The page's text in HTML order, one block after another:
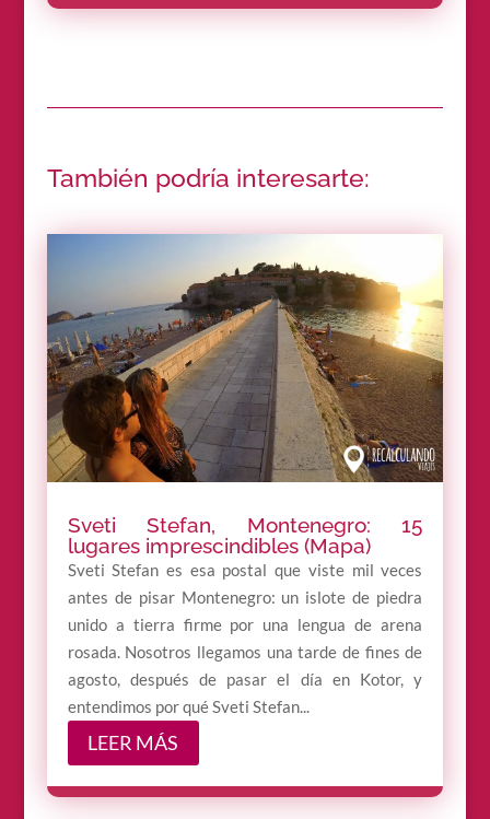
También podría interesarte:
Sveti Stefan, Montenegro: 15
lugares imprescindibles (Mapa)
Sveti Stefan es esa postal que viste mil veces
antes de pisar Montenegro: un islote de piedra
unido a tierra firme por una lengua de arena
rosada. Nosotros llegamos una tarde de fines de
agosto, después de pasar el día en Kotor, y
entendimos por qué Sveti Stefan...
LEER MÁS